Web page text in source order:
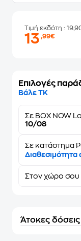
Τιμή εκδότη :
13,99€
Επιλογές
Βάλε ΤΚ
Σε BOX NOW
10/08
Σε κατάστημα
Στον χώρο σου
Άτοκες